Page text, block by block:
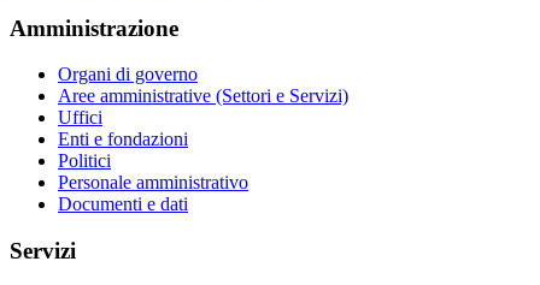
Amministrazione
Organi di governo
Aree amministrative (Settori e Servizi)
Uffici
Enti e fondazioni
Politici
Personale amministrativo
Documenti e dati
Servizi